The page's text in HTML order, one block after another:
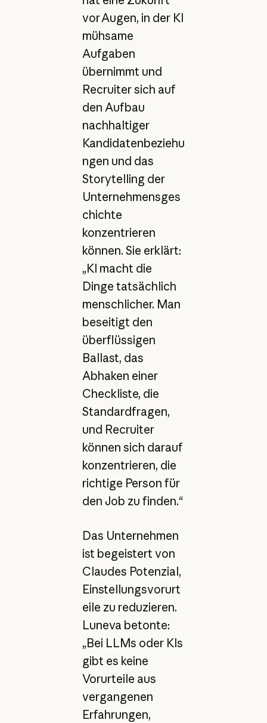
vor Augen, in der KI
mühsame
Aufgaben
übernimmt und
Recruiter sich auf
den Aufbau
nachhaltiger
Kandidatenbeziehu
ngen und das
Storytelling der
Unternehmensges
chichte
konzentrieren
können. Sie erklärt:
„KI macht die
Dinge tatsächlich
menschlicher. Man
beseitigt den
überflüssigen
Ballast, das
Abhaken einer
Checkliste, die
Standardfragen,
und Recruiter
können sich darauf
konzentrieren, die
richtige Person für
den Job zu finden.“
Das Unternehmen
ist begeistert von
Claudes Potenzial,
Einstellungsvorurt
eile zu reduzieren.
Luneva betonte:
„Bei LLMs oder KIs
gibt es keine
Vorurteile aus
vergangenen
Erfahrungen,